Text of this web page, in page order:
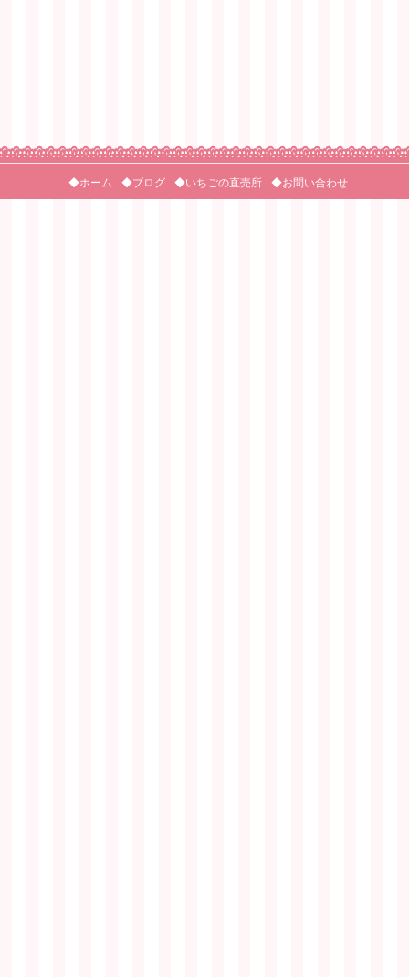
◆ホーム ◆ブログ ◆いちごの直売所 ◆お問い合わせ